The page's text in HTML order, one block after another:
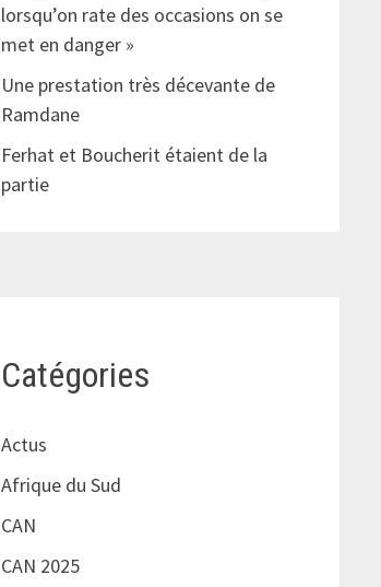
lorsqu’on rate des occasions on se
met en danger »
Une prestation très décevante de
Ramdane
Ferhat et Boucherit étaient de la
partie
Catégories
Actus
Afrique du Sud
CAN
CAN 2025